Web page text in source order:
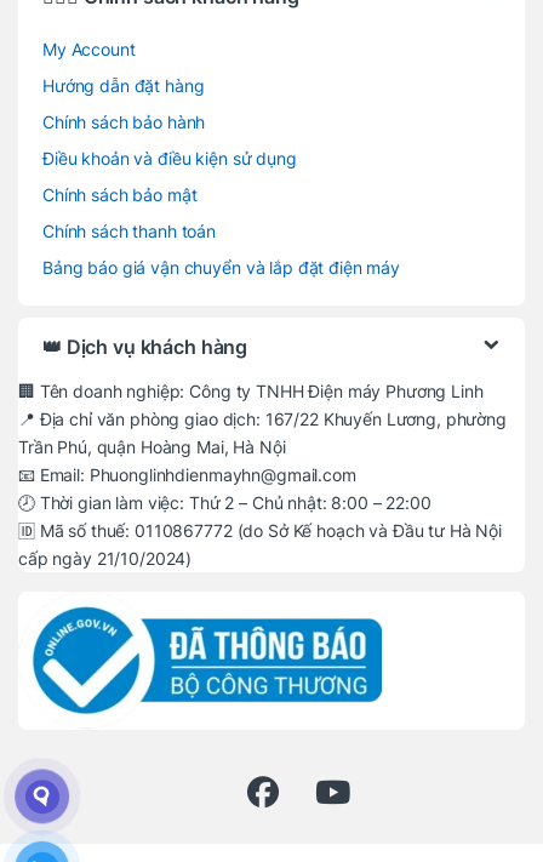
My Account
Hướng dẫn đặt hàng
Chính sách bảo hành
Điều khoản và điều kiện sử dụng
Chính sách bảo mật
Chính sách thanh toán
Bảng báo giá vận chuyển và lắp đặt điện máy
👑 Dịch vụ khách hàng
🏢 Tên doanh nghiệp: Công ty TNHH Điện máy Phương Linh
📍 Địa chỉ văn phòng giao dịch: 167/22 Khuyến Lương, phường
Trần Phú, quận Hoàng Mai, Hà Nội
📧 Email: Phuonglinhdienmayhn@gmail.com
🕗 Thời gian làm việc: Thứ 2 – Chủ nhật: 8:00 – 22:00
🆔 Mã số thuế: 0110867772 (do Sở Kế hoạch và Đầu tư Hà Nội
cấp ngày 21/10/2024)